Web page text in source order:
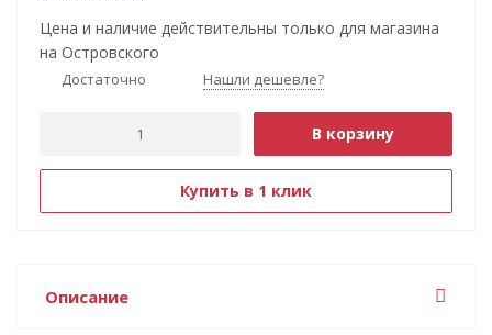
Цена и наличие действительны только для магазина
на Островского
Достаточно Нашли дешевле?
В корзину
Купить в 1 клик
Описание